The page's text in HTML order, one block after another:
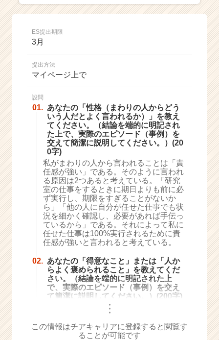
ー・
成
ス
ト
が
届
く
就
活
サ
イ
ト
チ
ア
キ
ャ
リ
（C
h
e
e
a
r
ES提出期限
3月
提出方法
マイページ上で
設問
01. あなたの「性格（まわりの人からどう
いう人だとよく言われるか）」を教え
てください。（結論を端的に明記され
た上で、実際のエピソード（事例）を
交えて簡潔に説明してください。）(20
0字)
私がまわりの人から言われることは「責
任感が強い」である。そのように言われ
る原因は2つあると考えている。「研究
室の仕事をするときに期日よりも前に必
ず実行し、期限をすぎることがないか
ら」「他の人に自分が任せた仕事でも状
況を細かく確認し、必要があれば手伝っ
ているから」である。それによって私に
任せた仕事は100%実行されるために責
任感が強いと言われると考えている。
02. あなたの「得意なこと」または「人か
らよく褒められること」を教えてくだ
さい。（結論を端的に明記された上
で、実際のエピソード（事例）を交え
て簡潔に説明してください。）(200字)
・・・
この情報はチアキャリアに登録すると閲覧す
ることが可能です